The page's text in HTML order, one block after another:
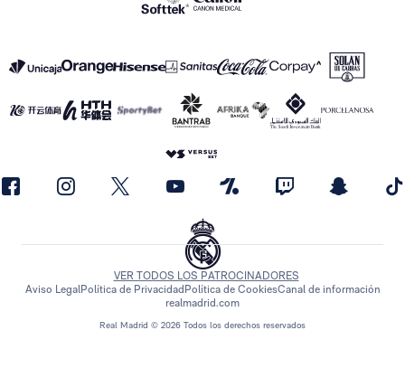
Real Madrid © 2026 Todos los derechos reservados
VER TODOS LOS PATROCINADORES
Aviso LegalPolítica de Privacidad Política de CookiesCanal de información
realmadrid.com